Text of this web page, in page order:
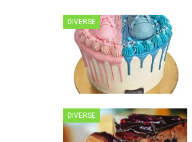
DIVERSE
DIVERSE